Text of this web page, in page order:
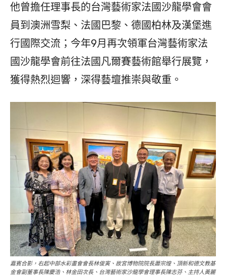
他曾擔任理事長的台灣藝術家法國沙龍學會會
員到澳洲雪梨、法國巴黎、德國柏林及漢堡進
行國際交流；今年9月再次領軍台灣藝術家法
國沙龍學會前往法國凡爾賽藝術館舉行展覽，
獲得熱烈迴響，深得藝壇推崇與敬重。
嘉賓合影，右起中部水彩畫會會長林俊寅、故宮博物院院長蕭宗煌、頂新和德文教基
金會副董事長陳慶浩、林金田次長、台灣藝術家沙龍學會理事長陳志芬、主持人黃麗